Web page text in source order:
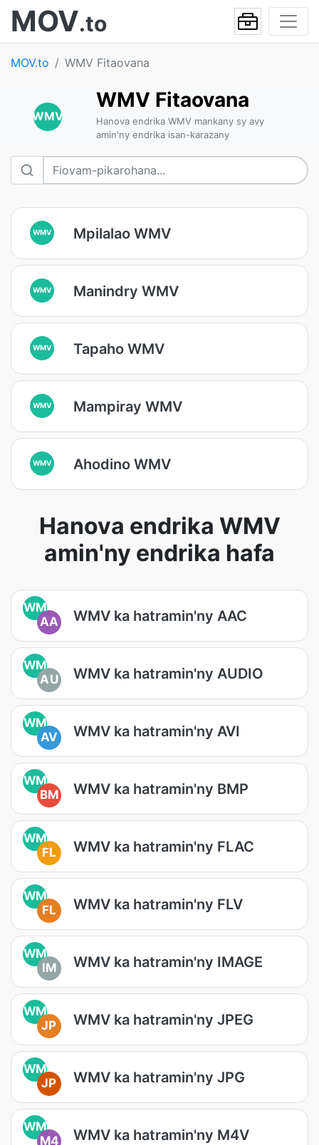
MOV.to
MOV.to WMV Fitaovana
WMV
WMV Fitaovana
Hanova endrika WMV mankany sy avy
amin'ny endrika isan-karazany
WMV Mpilalao WMV
WMV Manindry WMV
WMV Tapaho WMV
WMV Mampiray WMV
WMV Ahodino WMV
Hanova endrika WMV
amin'ny endrika hafa
WM
AA
WMV ka hatramin'ny AAC
WM
AU
WMV ka hatramin'ny AUDIO
WM
AV
WMV ka hatramin'ny AVI
WM
BM
WMV ka hatramin'ny BMP
WM
FL
WMV ka hatramin'ny FLAC
WM
FL
WMV ka hatramin'ny FLV
WM
IM
WMV ka hatramin'ny IMAGE
WM
JP
WMV ka hatramin'ny JPEG
WM
JP
WMV ka hatramin'ny JPG
WM
M4
WMV ka hatramin'ny M4V